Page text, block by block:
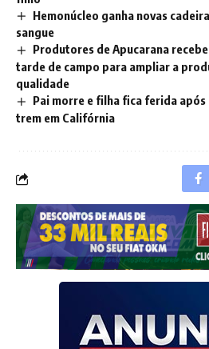
Hemonúcleo ganha novas
sangue
Produtores de Apucarana
tarde de campo para ampliar a
qualidade
Pai morre e filha fica ferida
trem em Califórnia